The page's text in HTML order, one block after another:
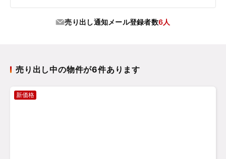
売り出し通知メール登録者数6人
売り出し中の物件が6件あります
新価格